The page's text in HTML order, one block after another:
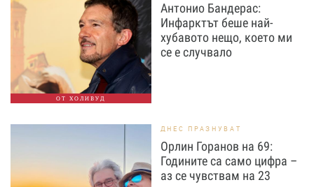
ОТ ХОЛИВУД
Антонио Бандерас:
Инфарктът беше най-
хубавото нещо, което ми
се е случвало
ДНЕС ПРАЗНУВАТ
Орлин Горанов на 69:
Годините са само цифра –
аз се чувствам на 23